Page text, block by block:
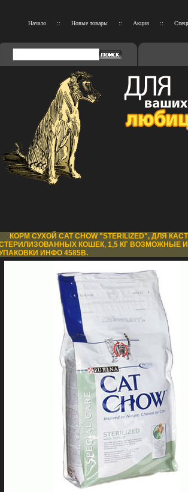
Начало :: Новые товары :: Акция ::
КОРМ СУХОЙ CAT CHOW "STERILIZED", ДЛЯ
КОШЕК, 1,5 КГ ВОЗМОЖНЫЕ
ИНФО 4585B.